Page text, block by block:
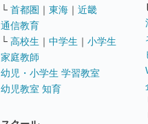
└ 首都圏 ｜ 東海 ｜ 近畿
通信教育
└ 高校生 ｜ 中学生 ｜ 小学生
家庭教師
幼児・小学生 学習教室
幼児教室 知育